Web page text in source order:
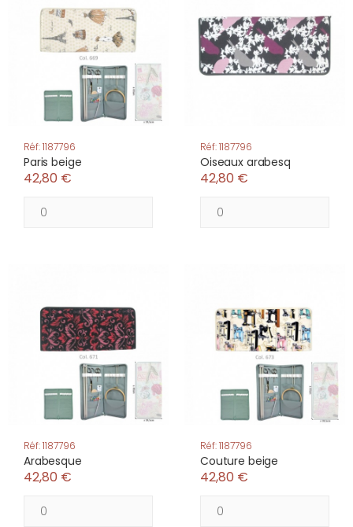
Réf: 1187796
Paris beige
42,80 €
Réf: 1187796
Oiseaux arabesq
42,80 €
Réf: 1187796
Arabesque
42,80 €
Réf: 1187796
Couture beige
42,80 €